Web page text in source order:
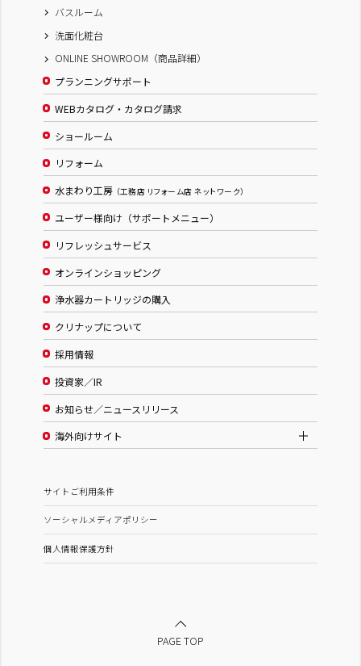
バスルーム
洗面化粧台
ONLINE SHOWROOM（商品詳細）
プランニングサポート
WEBカタログ・カタログ請求
ショールーム
リフォーム
水まわり工房 （工務店 リフォーム店 ネットワーク）
ユーザー様向け（サポートメニュー）
リフレッシュサービス
オンラインショッピング
浄水器カートリッジの購入
クリナップについて
採用情報
投資家／IR
お知らせ／ニュースリリース
海外向けサイト
サイトご利用条件
ソーシャルメディアポリシー
個人情報保護方針
PAGE TOP